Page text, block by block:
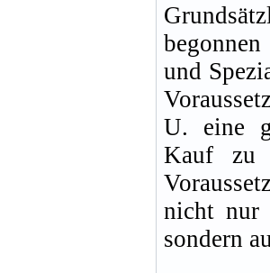
und
U. eine
Kauf zu
nicht nur
sondern